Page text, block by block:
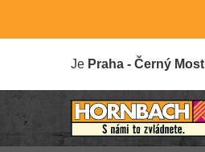
Je Praha - Černý Most